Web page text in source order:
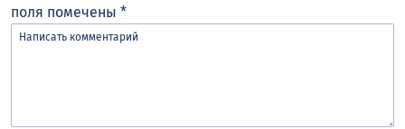
поля помечены *